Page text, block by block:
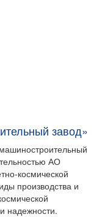
завод»
АО
космической
производства и
надежности.